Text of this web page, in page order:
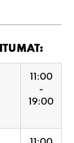
-
19:00
11:00
19:00